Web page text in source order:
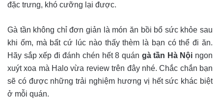
đặc trưng, khó cưỡng lại được.
Gà tần không chỉ đơn giản là món ăn bồi bổ sức khỏe sau
khi ốm, mà bất cứ lúc nào thấy thèm là bạn có thể đi ăn.
Hãy sắp xếp đi đánh chén hết 8 quán gà tần Hà Nội ngon
xuýt xoa mà Halo vừa review trên đây nhé. Chắc chắn bạn
sẽ có được những trải nghiệm hương vị hết sức khác biệt
ở mỗi quán.